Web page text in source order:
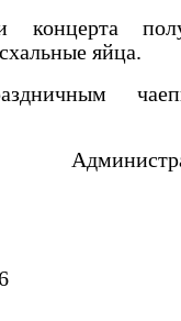
концерта
яйца.